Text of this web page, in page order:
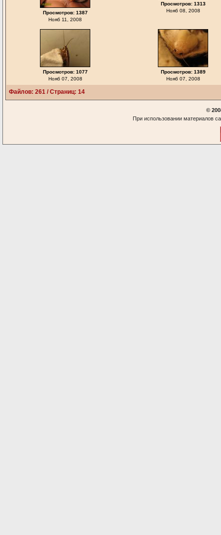
Просмотров: 1387
Нояб 11, 2008
Просмотров: 1313
Нояб 08, 2008
Просмотров: 1077
Нояб 07, 2008
Просмотров: 1389
Нояб 07, 2008
Файлов: 261 / Страниц: 14
©
При использовании материалов